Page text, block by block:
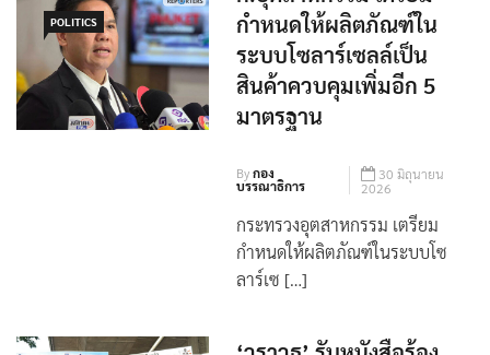
POLITICS
ก.อุตสาหกรรม เตรียม
กำหนดให้ผลิตภัณฑ์ใน
ระบบโซลาร์เซลล์เป็น
สินค้าควบคุมเพิ่มอีก 5
มาตรฐาน
Byกอง
30 มิถุนายน
กระทรวงอุตสาหกรรม เตรียม
กำหนดให้ผลิตภัณฑ์ในระบบโซ